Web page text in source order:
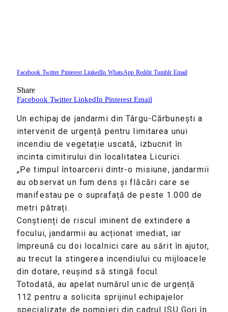
Facebook Twitter Pinterest LinkedIn WhatsApp Reddit Tumblr Email
Share
Facebook Twitter LinkedIn Pinterest Email
Un echipaj de jandarmi din Târgu-Cărbunești a
intervenit de urgență pentru limitarea unui
incendiu de vegetație uscată, izbucnit în
incinta cimitirului din localitatea Licurici.
„Pe timpul întoarcerii dintr-o misiune, jandarmii
au observat un fum dens și flăcări care se
manifestau pe o suprafață de peste 1.000 de
metri pătrați.
Conștienți de riscul iminent de extindere a
focului, jandarmii au acționat imediat, iar
împreună cu doi localnici care au sărit în ajutor,
au trecut la stingerea incendiului cu mijloacele
din dotare, reușind să stingă focul.
Totodată, au apelat numărul unic de urgență
112 pentru a solicita sprijinul echipajelor
specializate de pompieri din cadrul ISU Gorj în